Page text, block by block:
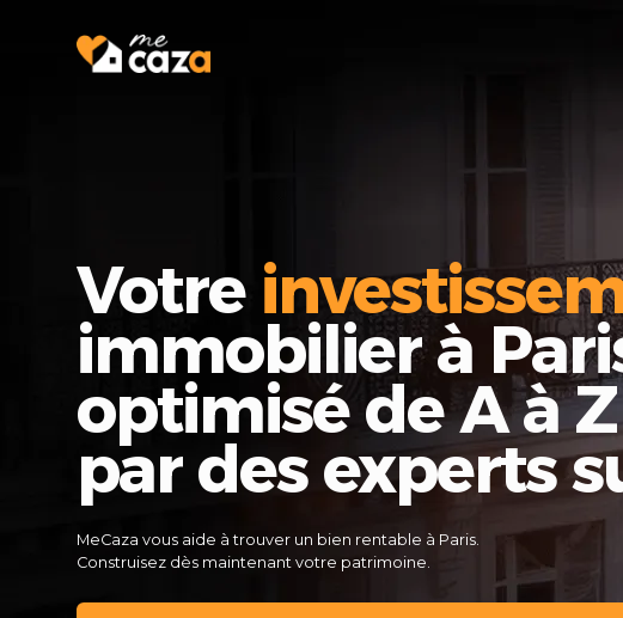
Votre
immobilier à
optimisé de A à Z
par des experts
MeCaza vous aide à trouver un bien rentable à Paris.
Construisez dès maintenant votre patrimoine.